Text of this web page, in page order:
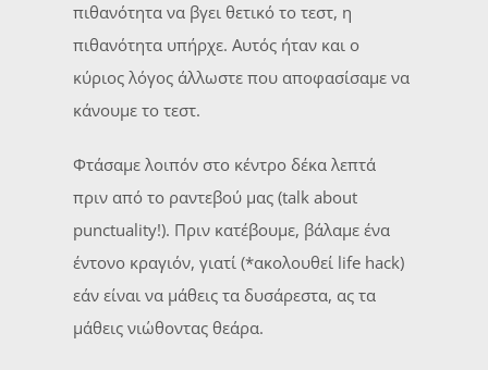
πιθανότητα να βγει θετικό το τεστ, η
πιθανότητα υπήρχε. Αυτός ήταν και ο
κύριος λόγος άλλωστε που αποφασίσαμε να
κάνουμε το τεστ.
Φτάσαμε λοιπόν στο κέντρο δέκα λεπτά
πριν από το ραντεβού μας (talk about
punctuality!). Πριν κατέβουμε, βάλαμε ένα
έντονο κραγιόν, γιατί (*ακολουθεί life hack)
εάν είναι να μάθεις τα δυσάρεστα, ας τα
μάθεις νιώθοντας θεάρα.